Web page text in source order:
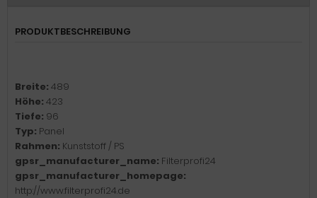
PRODUKTBESCHREIBUNG
Breite: 489
Höhe: 423
Tiefe: 96
Typ: Panel
Rahmen: Kunststoff / PS
gpsr_manufacturer_name: Filterprofi24
gpsr_manufacturer_homepage:
http://www.filterprofi24.de